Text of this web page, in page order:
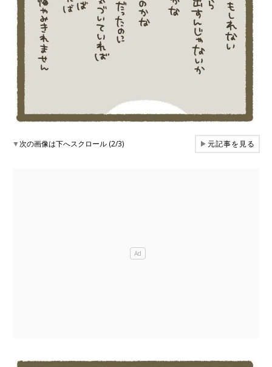
▼次の画像は下へスクロール (2/3) ▶元記事を見る